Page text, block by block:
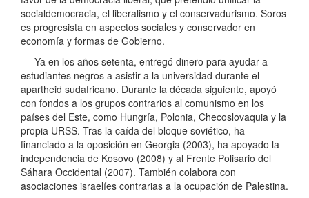
socialdemocracia, el liberalismo y el conservadurismo. Soros
es progresista en aspectos sociales y conservador en
economía y formas de Gobierno.
Ya en los años setenta, entregó dinero para ayudar a
estudiantes negros a asistir a la universidad durante el
apartheid sudafricano. Durante la década siguiente, apoyó
con fondos a los grupos contrarios al comunismo en los
países del Este, como Hungría, Polonia, Checoslovaquia y la
propia URSS. Tras la caída del bloque soviético, ha
financiado a la oposición en Georgia (2003), ha apoyado la
independencia de Kosovo (2008) y al Frente Polisario del
Sáhara Occidental (2007). También colabora con
asociaciones israelíes contrarias a la ocupación de Palestina.